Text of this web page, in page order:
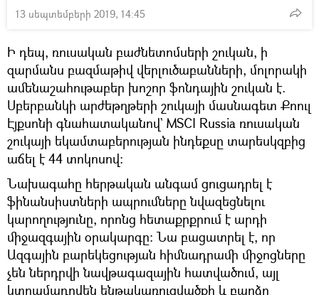
13 սեպտեմբերի 2019, 14:45
Ի դեպ, ռուսական բաժնետոմսերի շուկան, ի
զարմանս բազմաթիվ վերլուծաբանների, մոլորակի
ամենաշահութաբեր խոշոր ֆոնդային շուկան է.
Սբերբանկի արժեթղթերի շուկայի մասնագետ Քոուլ
Էյքսոնի գնահատականով` MSCI Russia ռուսական
շուկայի եկամտաբերության ինդեքսը տարեսկզբից
աճել է 44 տոկոսով։
Նախագահը հերթական անգամ ցուցադրել է
ֆինանսիստների ապրումները նվազեցնելու
կարողությունը, որոնց հետաքրքրում է արդի
միջազգային օրակարգը։ Նա բացատրել է, որ
Ազգային բարեկեցության հիմնադրամի միջոցները
չեն ներդրվի նավթագազային հատվածում, այլ
կտրամադրվեն ենթակառուցվածքի և բարձր